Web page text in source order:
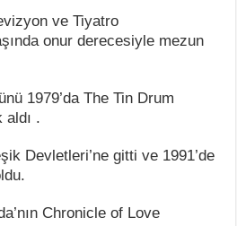
ve Tiyatro
onur derecesiyle mezun
1979’da The Tin Drum
.
Devletleri’ne gitti ve 1991’de
Chronicle of Love